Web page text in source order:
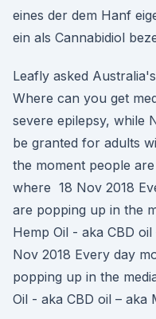
eines der dem Hanf
ein als Cannabidiol
Leafly asked
Where can you get
severe epilepsy, while
be granted for adults
the moment people
where 18 Nov 2018
are popping up in the
Hemp Oil - aka CBD
Nov 2018 Every day
popping up in the
Oil - aka CBD oil – aka